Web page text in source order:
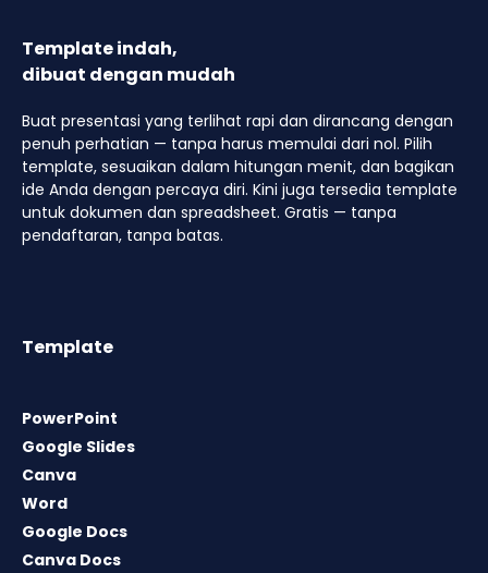
Template indah,
dibuat dengan mudah
Buat presentasi yang terlihat rapi dan dirancang dengan
penuh perhatian — tanpa harus memulai dari nol. Pilih
template, sesuaikan dalam hitungan menit, dan bagikan
ide Anda dengan percaya diri. Kini juga tersedia template
untuk dokumen dan spreadsheet. Gratis — tanpa
pendaftaran, tanpa batas.
Template
PowerPoint
Google Slides
Canva
Word
Google Docs
Canva Docs